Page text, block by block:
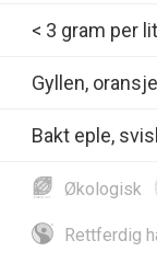
< 3 gram per
Gyllen,
Bakt eple,
Økologisk
Rettferdig